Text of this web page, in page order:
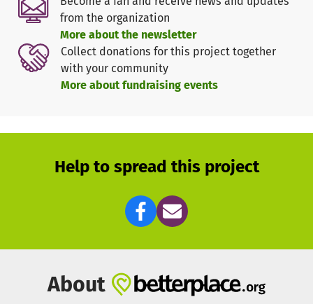
Das Entwickeln gemeinsamer Werte in einer
pluralistischen, von Vielfalt geprägten Welt hat neben der
globalen Dimension vor allem auch einen lokalen Bezug.
Vor diesem Hintergrund ist ein zentrales Anliegen von
KICKFAIR, Begegnungsräume für Jugendlichen
sich regelmäßig in unterschiedlichen Rollen und Aufgaben
engagieren, entwickeln sie soziale, personale und
strategische Handlungskompetenzen sowie Werte und
Handlungsprinzipien, die auf ein sozial und
gesellschaftlich verantwortungsvolles Handeln
und entwickeln ein Gefühl von Zugehörigkeit. So verändern
sie Perspektiven – für sich und für andere in ihrem
from the organization
More about the newsletter
Collect donations for this project together
with your community
More about fundraising events
Help to spread this project
About